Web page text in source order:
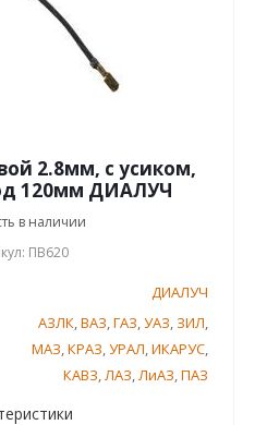
2.8мм, с усиком,
120мм ДИАЛУЧ
в наличии
ПВ620
ДИАЛУЧ
АЗЛК,ВАЗ,ГАЗ,УАЗ, ЗИЛ,
МАЗ,КРАЗ,УРАЛ,ИКАРУС,
КАВЗ,ЛАЗ,ЛиАЗ,ПАЗ